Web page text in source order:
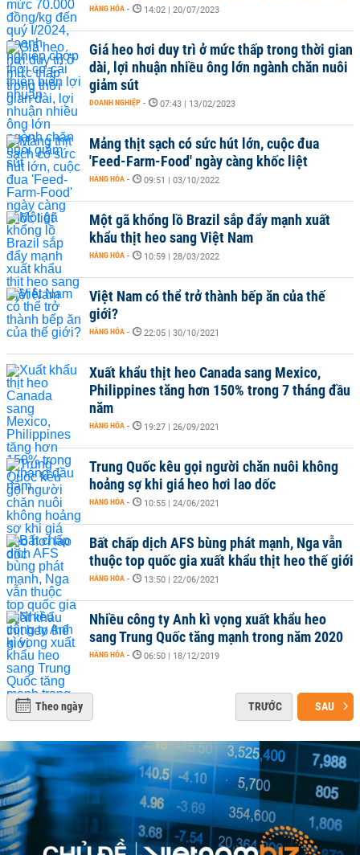
HÀNG HÓA - 14:02 | 20/07/2023
Giá heo hơi duy trì ở mức thấp trong thời gian
dài, lợi nhuận nhiều ông lớn ngành chăn nuôi
giảm sút
DOANH NGHIỆP - 07:43 | 13/02/2023
Mảng thịt sạch có sức hút lớn, cuộc đua
'Feed-Farm-Food' ngày càng khốc liệt
HÀNG HÓA - 09:51 | 03/10/2022
Một gã khổng lồ Brazil sắp đẩy mạnh xuất
khẩu thịt heo sang Việt Nam
HÀNG HÓA - 10:59 | 28/03/2022
Việt Nam có thể trở thành bếp ăn của thế
giới?
HÀNG HÓA - 22:05 | 30/10/2021
Xuất khẩu thịt heo Canada sang Mexico,
Philippines tăng hơn 150% trong 7 tháng đầu
năm
HÀNG HÓA - 19:27 | 26/09/2021
Trung Quốc kêu gọi người chăn nuôi không
hoảng sợ khi giá heo hơi lao dốc
HÀNG HÓA - 10:55 | 24/06/2021
Bất chấp dịch AFS bùng phát mạnh, Nga vẫn
thuộc top quốc gia xuất khẩu thịt heo thế giới
HÀNG HÓA - 13:50 | 22/06/2021
Nhiều công ty Anh kì vọng xuất khẩu heo
sang Trung Quốc tăng mạnh trong năm 2020
HÀNG HÓA - 06:50 | 18/12/2019
Theo ngày TRƯỚC SAU